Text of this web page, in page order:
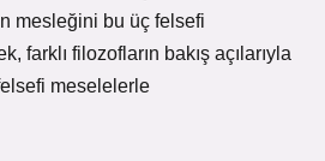
mesleğini bu üç felsefi
farklı filozofların bakış açılarıyla
meselelerle